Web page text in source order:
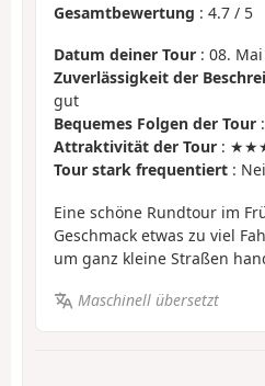
Gesamtbewertung : 4.7 / 5
Datum deiner Tour : 08.
Zuverlässigkeit der
gut
Bequemes Folgen der Tour
Attraktivität der Tour :
Tour stark frequentiert :
Eine schöne Rundtour im
Geschmack etwas zu viel
um ganz kleine Straßen
Maschinell übersetzt